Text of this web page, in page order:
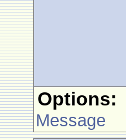
Options:
Message